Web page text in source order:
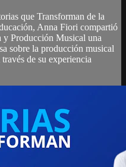
que Transforman de la
Anna Fiori compartió
y Producción Musical una
sobre la producción musical
de su experiencia